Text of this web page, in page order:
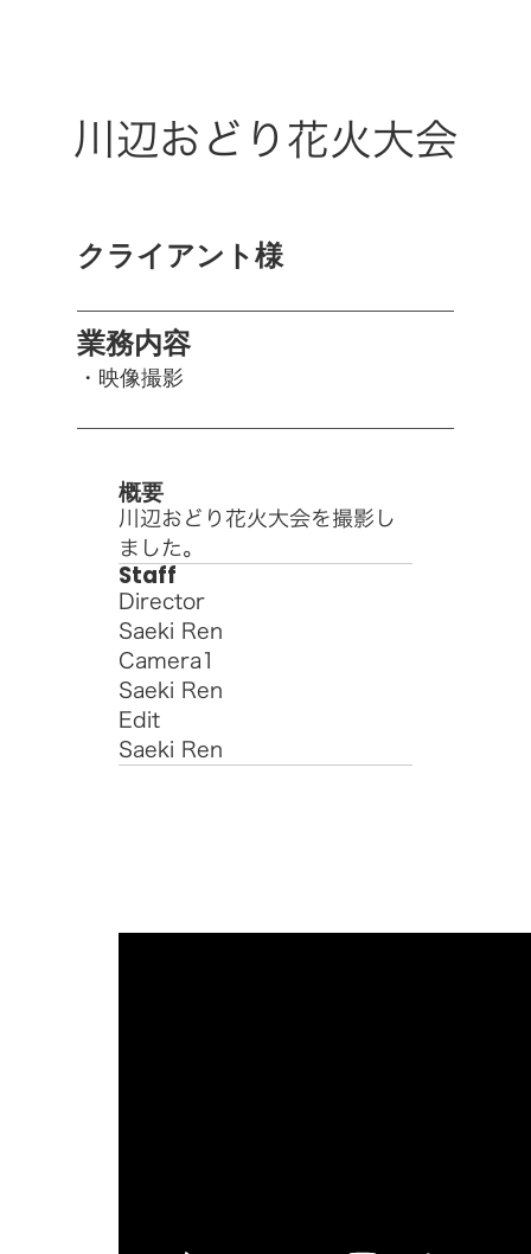
川辺おどり花火大会
クライアント様
業務内容
・映像撮影
概要
川辺おどり花火大会を撮影し
ました。
Staff
Director
Saeki Ren
Camera1
Saeki Ren
Edit
Saeki Ren